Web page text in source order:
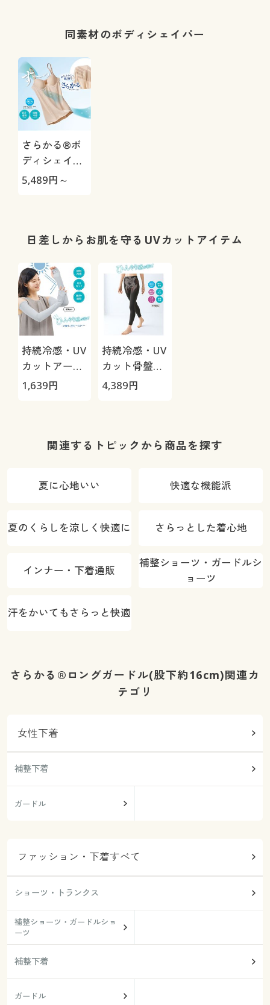
同素材のボディシェイパー
さらかる®ボ
ディシェイパ
ー (ミディア
5,489円～
日差しからお肌を守るUVカットアイテム
持続冷感・UV
カットアーム
カバー(二の腕
1,639円
持続冷感・UV
カット骨盤ま
わりサポート
4,389円
関連するトピックから商品を探す
夏に心地いい 快適な機能派
夏のくらしを涼しく快適に さらっとした着心地
インナー・下着通販
補整ショーツ・ガードルシ
ョーツ
汗をかいてもさらっと快適
さらかる®ロングガードル(股下約16cm)関連カ
テゴリ
女性下着
補整下着
ガードル
ファッション・下着すべて
ショーツ・トランクス
補整ショーツ・ガードルショ
ーツ
補整下着
ガードル